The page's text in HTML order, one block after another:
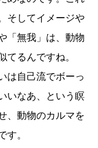
そしてイメージや
「無我」は、動物
てるんですね。
は自己流でボーっ
いなあ、という瞑
、動物のカルマを
す。